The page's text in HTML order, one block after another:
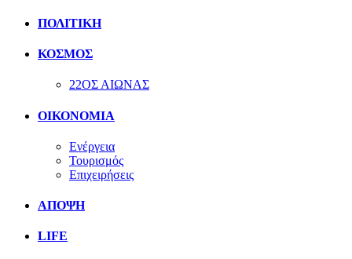
ΠΟΛΙΤΙΚΗ
ΚΟΣΜΟΣ
22ΟΣ ΑΙΩΝΑΣ
ΟΙΚΟΝΟΜΙΑ
Ενέργεια
Τουρισμός
Επιχειρήσεις
ΑΠΟΨΗ
LIFE